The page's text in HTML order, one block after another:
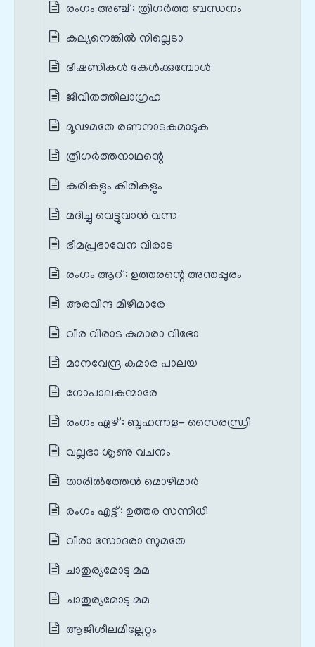
രംഗം അഞ്ച് : ത്രിഗർത്ത ബന്ധനം
കല്യനെങ്കിൽ നില്ലെടാ
ഭീഷണികൾ കേൾക്കുമ്പോൾ
ജീവിതത്തിലാഗ്രഹ
മൂഢമതേ രണനാടകമാടുക
ത്രിഗർത്തനാഥന്റെ
കരികളും കിരികളും
മദിച്ചു വെട്ടുവാൻ വന്ന
ഭീമപ്രഭാവേന വിരാട
രംഗം ആറ് : ഉത്തരന്റെ അന്തപ്പുരം
അരവിന്ദ മിഴിമാരേ
വീര വിരാട കുമാരാ വിഭോ
മാനവേന്ദ്ര കുമാര പാലയ
ഗോപാലകന്മാരേ
രംഗം ഏഴ് : ബൃഹന്നള- സൈരന്ധ്രി
വല്ലഭാ ശൃണു വചനം
താരിൽത്തേൻ മൊഴിമാർ
രംഗം എട്ട് : ഉത്തര സന്നിധി
വീരാ സോദരാ സുമതേ
ചാതുര്യമോടു മമ
ചാതുര്യമോടു മമ
ആജിശീലമില്ലേറ്റം